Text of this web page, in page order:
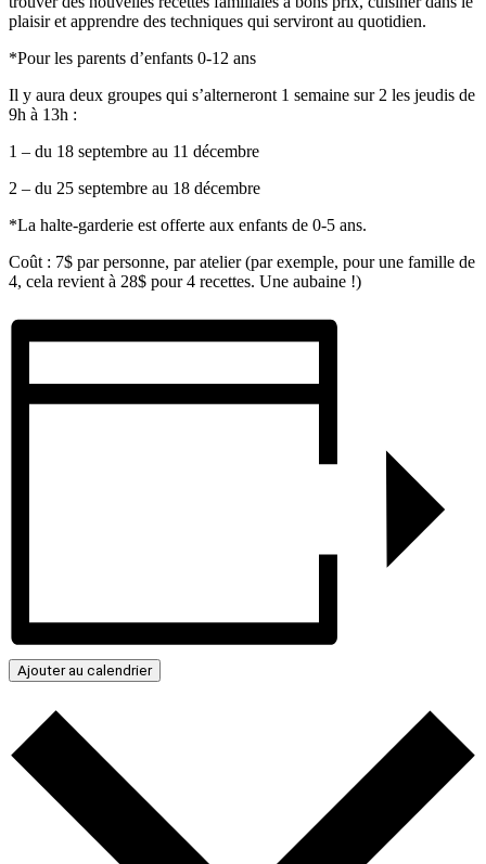
plaisir et apprendre des techniques qui serviront au quotidien.
*Pour les parents d’enfants 0-12 ans
Il y aura deux groupes qui s’alterneront 1 semaine sur 2 les jeudis de
9h à 13h :
1 – du 18 septembre au 11 décembre
2 – du 25 septembre au 18 décembre
*La halte-garderie est offerte aux enfants de 0-5 ans.
Coût : 7$ par personne, par atelier (par exemple, pour une famille de
4, cela revient à 28$ pour 4 recettes. Une aubaine !)
Ajouter au calendrier